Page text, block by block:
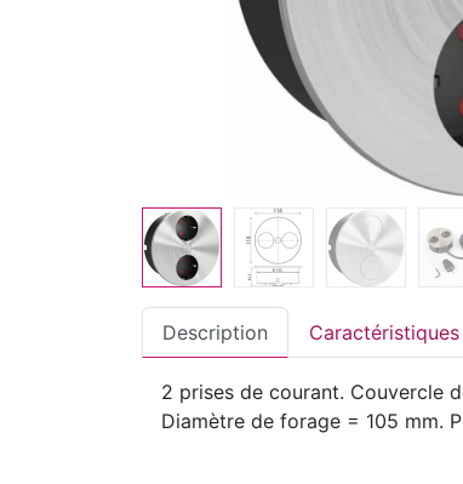
Description Caractéristiques
2 prises de courant. Couvercle
Diamètre de forage = 105 mm.